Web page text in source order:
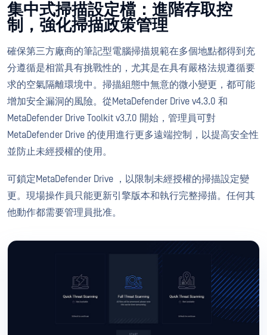
集中式掃描設定檔：進階存取控
制，強化掃描政策管理
確保第三方廠商的筆記型電腦掃描規範在多個地點都得到充
分遵循是相當具有挑戰性的，尤其是在具有嚴格法規遵循要
求的空氣隔離環境中。掃描組態中無意的微小變更，都可能
增加安全漏洞的風險。從MetaDefender Drive v4.3.0 和
MetaDefender Drive Toolkit v3.7.0 開始，管理員可對
MetaDefender Drive 的使用進行更多遠端控制，以提高安全性
並防止未經授權的使用。
可鎖定MetaDefender Drive ，以限制未經授權的掃描設定變
更。現場操作員只能更新引擎版本和執行完整掃描。任何其
他動作都需要管理員批准。